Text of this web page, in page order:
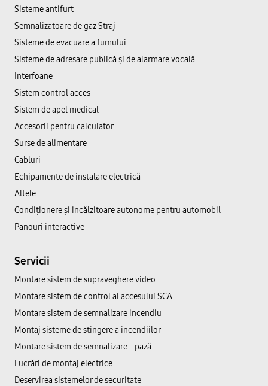
Sisteme antifurt
Semnalizatoare de gaz Straj
Sisteme de evacuare a fumului
Sisteme de adresare publică şi de alarmare vocală
Interfoane
Sistem control acces
Sistem de apel medical
Accesorii pentru calculator
Surse de alimentare
Cabluri
Echipamente de instalare electrică
Altele
Condiționere și incălzitoare autonome pentru automobil
Panouri interactive
Servicii
Montare sistem de supraveghere video
Montare sistem de control al accesului SCA
Montare sistem de semnalizare incendiu
Montaj sisteme de stingere a incendiilor
Montare sistem de semnalizare - pază
Lucrări de montaj electrice
Deservirea sistemelor de securitate